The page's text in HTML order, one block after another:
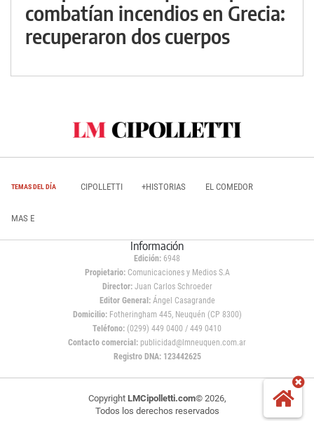
combatían incendios en Grecia:
recuperaron dos cuerpos
TEMAS DEL DÍA CIPOLLETTI +HISTORIAS EL COMEDOR
MAS E
Información
Edición: 6948
Propietario:Comunicaciones y Medios S.A
Director: Juan Carlos Schroeder
Editor General:Ángel Casagrande
Domicilio:Fotheringham 445, Neuquén (CP 8300)
Teléfono: (0299) 449 0400 / 449 0410
Contacto comercial: publicidad@lmneuquen.com.ar
Registro DNA: 123442625
Copyright LMCipolletti.com© 2026,
Todos los derechos reservados